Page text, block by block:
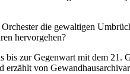
die gewaltigen
hervorgehen?
zur Gegenwart mit dem
erzählt von